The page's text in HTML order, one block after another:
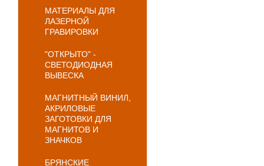
МАТЕРИАЛЫ ДЛЯ
ЛАЗЕРНОЙ
ГРАВИРОВКИ
"ОТКРЫТО" -
СВЕТОДИОДНАЯ
ВЫВЕСКА
МАГНИТНЫЙ ВИНИЛ,
АКРИЛОВЫЕ
ЗАГОТОВКИ ДЛЯ
МАГНИТОВ И
ЗНАЧКОВ
БРЯНСКИЕ